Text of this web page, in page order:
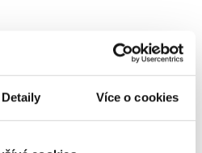
Detaily Více o cookies